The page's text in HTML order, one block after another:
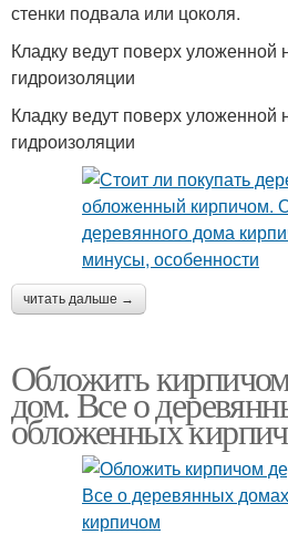
стенки подвала или цоколя.
Кладку ведут поверх уложенной
гидроизоляции
Кладку ведут поверх уложенной
гидроизоляции
читать дальше →
Обложить
дом. Все о
обложенных